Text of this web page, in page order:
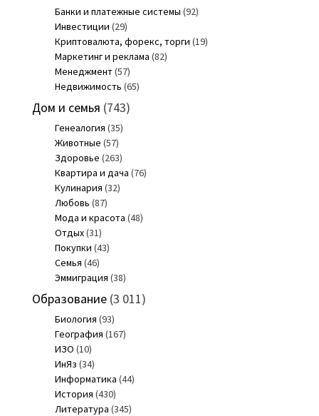
Банки и платежные системы (92)
Инвестиции (29)
Криптовалюта, форекс, торги (19)
Маркетинг и реклама (82)
Менеджмент(57)
Недвижимость (65)
Дом и семья (743)
Генеалогия (35)
Животные (57)
Здоровье (263)
Квартира и дача (76)
Кулинария (32)
Любовь (87)
Мода и красота (48)
Отдых(31)
Покупки (43)
Семья (46)
Эммиграция (38)
Образование(3 011)
Биология (93)
География (167)
ИЗО (10)
ИнЯз (34)
Информатика (44)
История (430)
Литература (345)